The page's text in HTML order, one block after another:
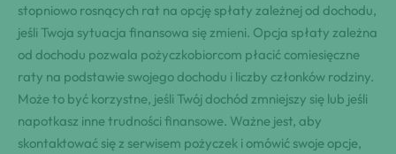
stopniowo rosnących rat na opcję spłaty zależnej od dochodu,
jeśli Twoja sytuacja finansowa się zmieni. Opcja spłaty zależna
od dochodu pozwala pożyczkobiorcom płacić comiesięczne
raty na podstawie swojego dochodu i liczby członków rodziny.
Może to być korzystne, jeśli Twój dochód zmniejszy się lub jeśli
napotkasz inne trudności finansowe. Ważne jest, aby
skontaktować się z serwisem pożyczek i omówić swoje opcje,